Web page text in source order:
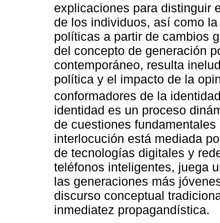
explicaciones para distinguir
de los individuos, así como
políticas a partir de cambios
del concepto de generación
contemporáneo, resulta
política y el impacto de la
conformadores de la
identidad es un proceso
de cuestiones
interlocución está mediada
de tecnologías digitales y
teléfonos inteligentes, juega
las generaciones más
discurso conceptual
inmediatez propagandística.